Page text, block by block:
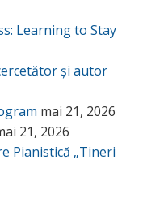
Learning to Stay
și autor
mai 21, 2026
21, 2026
Pianistică „Tineri